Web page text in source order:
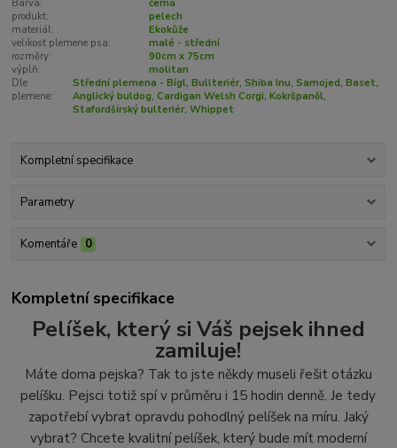
Barva:
černá
produkt:
pelech
materiál:
Ekokůže
velikost plemene psa:
malé - střední
rozměry:
90cm x 75cm
výplň:
molitan
Dle
plemene:
Střední plemena - Bígl, Bullteriér, Shiba Inu, Samojed, Baset,
Anglický buldog, Cardigan Welsh Corgi, Kokršpaněl,
Stafordšírský bulteriér, Whippet
Kompletní specifikace
Parametry
Komentáře 0
Kompletní specifikace
Pelíšek, který si Váš pejsek ihned
zamiluje!
Máte doma pejska? Tak to jste někdy museli řešit otázku
pelíšku. Pejsci totiž spí v průměru i 15 hodin denně. Je tedy
zapotřebí vybrat opravdu pohodlný pelíšek na míru. Jaký
vybrat? Chcete kvalitní pelíšek, který bude mít moderní